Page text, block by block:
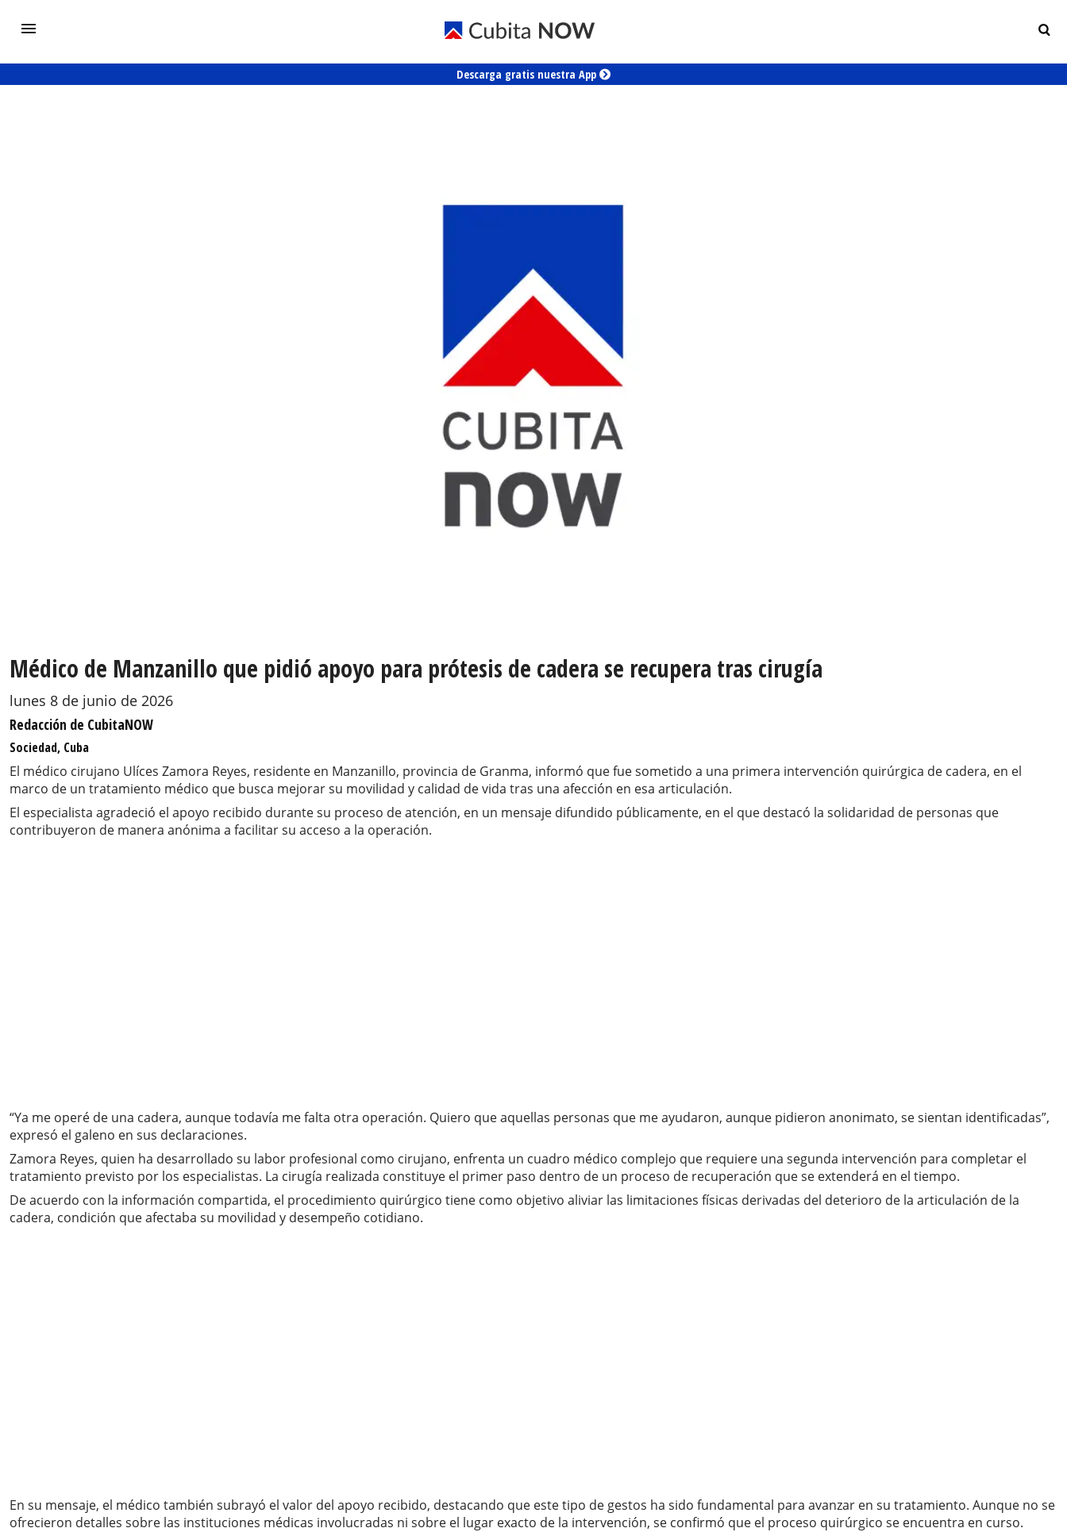
Descarga gratis nuestra App
Médico de Manzanillo que pidió apoyo para prótesis de cadera se recupera tras cirugía
lunes 8 de junio de 2026
Redacción de CubitaNOW
Sociedad, Cuba
El médico cirujano Ulíces Zamora Reyes, residente en Manzanillo, provincia de Granma, informó que fue sometido a una primera intervención quirúrgica de cadera, en el
marco de un tratamiento médico que busca mejorar su movilidad y calidad de vida tras una afección en esa articulación.
El especialista agradeció el apoyo recibido durante su proceso de atención, en un mensaje difundido públicamente, en el que destacó la solidaridad de personas que
contribuyeron de manera anónima a facilitar su acceso a la operación.
“Ya me operé de una cadera, aunque todavía me falta otra operación. Quiero que aquellas personas que me ayudaron, aunque pidieron anonimato, se sientan identificadas”,
expresó el galeno en sus declaraciones.
Zamora Reyes, quien ha desarrollado su labor profesional como cirujano, enfrenta un cuadro médico complejo que requiere una segunda intervención para completar el
tratamiento previsto por los especialistas. La cirugía realizada constituye el primer paso dentro de un proceso de recuperación que se extenderá en el tiempo.
De acuerdo con la información compartida, el procedimiento quirúrgico tiene como objetivo aliviar las limitaciones físicas derivadas del deterioro de la articulación de la
cadera, condición que afectaba su movilidad y desempeño cotidiano.
En su mensaje, el médico también subrayó el valor del apoyo recibido, destacando que este tipo de gestos ha sido fundamental para avanzar en su tratamiento. Aunque no se
ofrecieron detalles sobre las instituciones médicas involucradas ni sobre el lugar exacto de la intervención, se confirmó que el proceso quirúrgico se encuentra en curso.